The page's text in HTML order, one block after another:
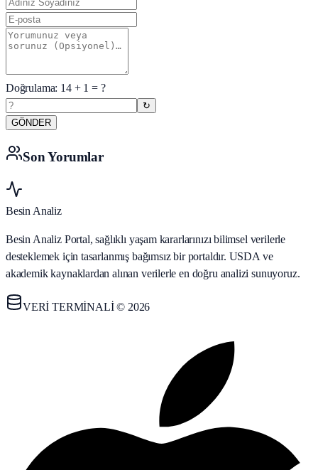
Doğrulama: 14+ 1 = ?
↻
GÖNDER
Son Yorumlar
Besin Analiz
Besin Analiz Portal, sağlıklı yaşam kararlarınızı bilimsel verilerle
desteklemek için tasarlanmış bağımsız bir portaldır. USDA ve
akademik kaynaklardan alınan verilerle en doğru analizi sunuyoruz.
VERİ TERMİNALİ © 2026